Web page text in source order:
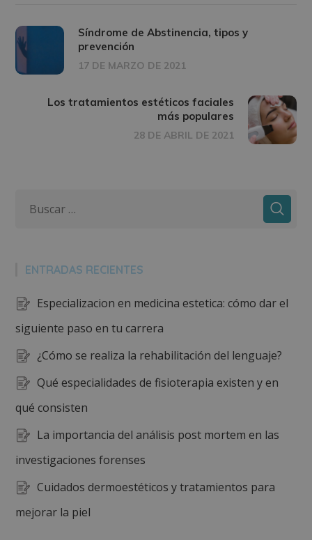
Síndrome de Abstinencia, tipos y
prevención
17 DE MARZO DE 2021
Los tratamientos estéticos faciales
más populares
28 DE ABRIL DE 2021
ENTRADAS RECIENTES
Especializacion en medicina estetica: cómo dar el
siguiente paso en tu carrera
¿Cómo se realiza la rehabilitación del lenguaje?
Qué especialidades de fisioterapia existen y en
qué consisten
La importancia del análisis post mortem en las
investigaciones forenses
Cuidados dermoestéticos y tratamientos para
mejorar la piel